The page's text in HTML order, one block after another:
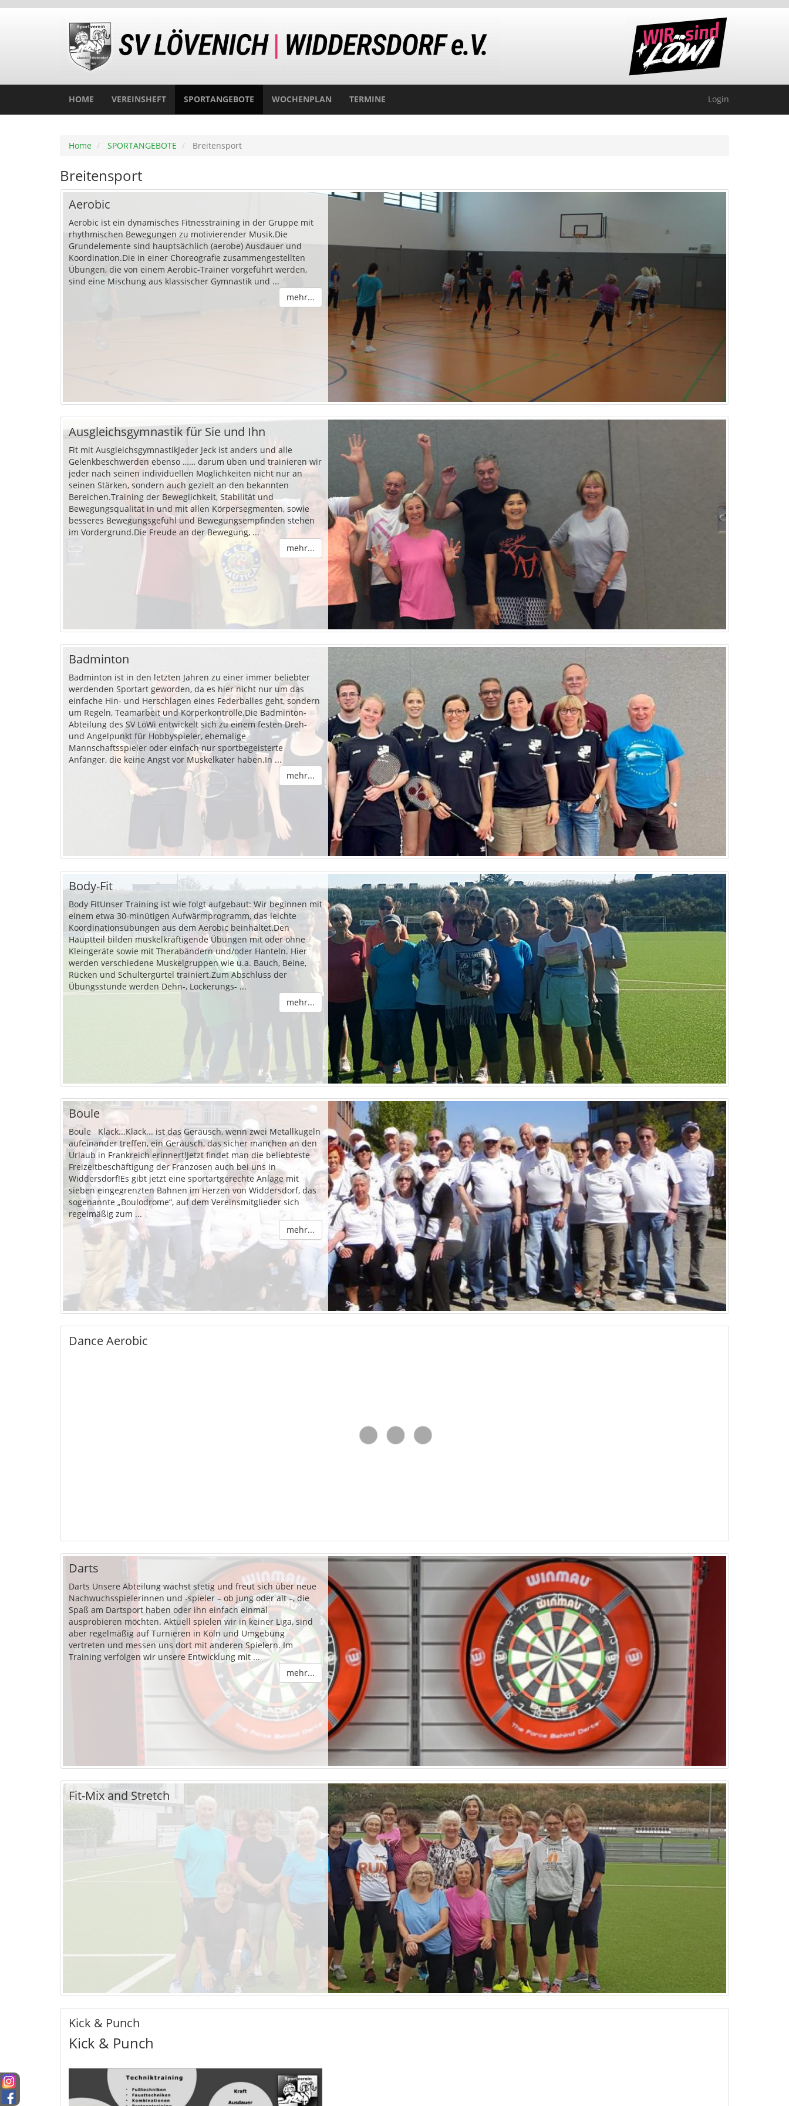
HOME VEREINSHEFT SPORTANGEBOTE WOCHENPLAN TERMINE Login
Home SPORTANGEBOTE Breitensport
Breitensport
Aerobic
Aerobic ist ein dynamisches Fitnesstraining in der Gruppe mit
rhythmischen Bewegungen zu motivierender Musik.Die
Grundelemente sind hauptsächlich (aerobe) Ausdauer und
Koordination.Die in einer Choreografie zusammengestellten
Übungen, die von einem Aerobic-Trainer vorgeführt werden,
sind eine Mischung aus klassischer Gymnastik und ...
mehr...
Ausgleichsgymnastik für Sie und Ihn
Fit mit AusgleichsgymnastikJeder Jeck ist anders und alle
Gelenkbeschwerden ebenso …… darum üben und trainieren wir
jeder nach seinen individuellen Möglichkeiten nicht nur an
seinen Stärken, sondern auch gezielt an den bekannten
Bereichen.Training der Beweglichkeit, Stabilität und
Bewegungsqualität in und mit allen Körpersegmenten, sowie
besseres Bewegungsgefühl und Bewegungsempfinden stehen
im Vordergrund.Die Freude an der Bewegung, ...
mehr...
Badminton
Badminton ist in den letzten Jahren zu einer immer beliebter
werdenden Sportart geworden, da es hier nicht nur um das
einfache Hin- und Herschlagen eines Federballes geht, sondern
um Regeln, Teamarbeit und Körperkontrolle.Die Badminton-
Abteilung des SV LöWi entwickelt sich zu einem festen Dreh-
und Angelpunkt für Hobbyspieler, ehemalige
Mannschaftsspieler oder einfach nur sportbegeisterte
Anfänger, die keine Angst vor Muskelkater haben.In ...
mehr...
Body-Fit
Body FitUnser Training ist wie folgt aufgebaut: Wir beginnen mit
einem etwa 30-minütigen Aufwärmprogramm, das leichte
Koordinationsübungen aus dem Aerobic beinhaltet.Den
Hauptteil bilden muskelkräftigende Übungen mit oder ohne
Kleingeräte sowie mit Therabändern und/oder Hanteln. Hier
werden verschiedene Muskelgruppen wie u.a. Bauch, Beine,
Rücken und Schultergürtel trainiert.Zum Abschluss der
Übungsstunde werden Dehn-, Lockerungs- ...
mehr...
Boule
Boule Klack...Klack... ist das Geräusch, wenn zwei Metallkugeln
aufeinander treffen, ein Geräusch, das sicher manchen an den
Urlaub in Frankreich erinnert!Jetzt findet man die beliebteste
Freizeitbeschäftigung der Franzosen auch bei uns in
Widdersdorf!Es gibt jetzt eine sportartgerechte Anlage mit
sieben eingegrenzten Bahnen im Herzen von Widdersdorf, das
sogenannte „Boulodrome“, auf dem Vereinsmitglieder sich
regelmäßig zum ...
mehr...
Dance Aerobic
Darts
Darts Unsere Abteilung wächst stetig und freut sich über neue
Nachwuchsspielerinnen und -spieler – ob jung oder alt –, die
Spaß am Dartsport haben oder ihn einfach einmal
ausprobieren möchten. Aktuell spielen wir in keiner Liga, sind
aber regelmäßig auf Turnieren in Köln und Umgebung
vertreten und messen uns dort mit anderen Spielern. Im
Training verfolgen wir unsere Entwicklung mit ...
mehr...
Fit-Mix and Stretch
Kick & Punch
Kick & Punch